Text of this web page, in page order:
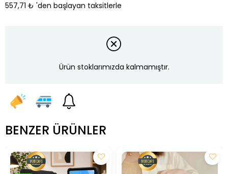
557,71 ₺ 'den başlayan taksitlerle
Ürün stoklarımızda kalmamıştır.
BENZER ÜRÜNLER